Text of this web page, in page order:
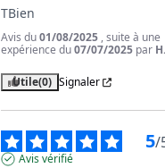
TBien
Avis du01/08/2025 , suite à une
expérience du07/07/2025 par
Utile(0) Signaler
5/
Avis vérifié